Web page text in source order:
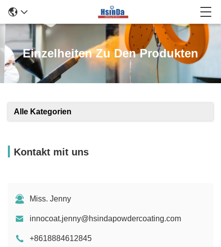
Einzelheiten Zu Den Produkten
Alle Kategorien
Kontakt mit uns
Miss. Jenny
innocoat.jenny@hsindapowdercoating.com
+8618884612845